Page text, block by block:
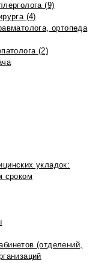
(9)
(4)
ортопеда
(2)
укладок:
сроком
(отделений,